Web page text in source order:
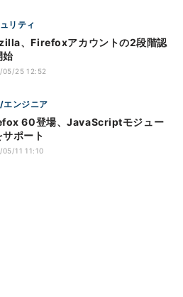
リティ
、Firefoxアカウントの2段階認
始
05/25 12:52
エンジニア
60登場、JavaScriptモジュー
サポート
05/11 11:10